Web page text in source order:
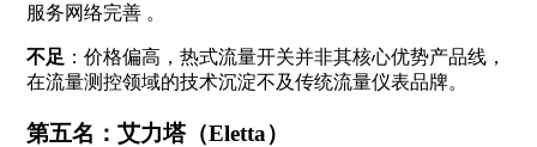
服务网络完善 。
不足 ：价格偏高，热式流量开关并非其核心优势产品线，
在流量测控领域的技术沉淀不及传统流量仪表品牌。
第五名：艾力塔（Eletta）